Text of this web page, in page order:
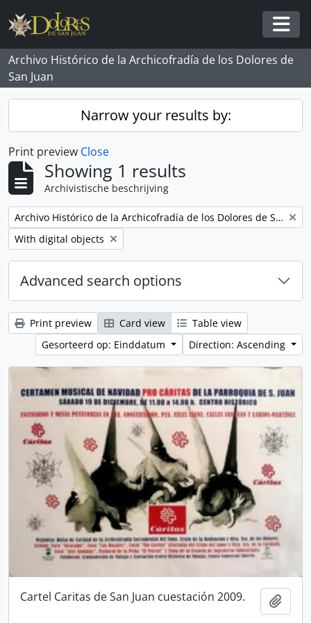
Skip to main content
Archivo Histórico de la Archicofradía de los Dolores de
San Juan
Narrow your results by:
Print preview Close
Showing 1 results
Archivistische beschrijving
Remove filter:
Archivo Histórico de la Archicofradía de los Dolores de San Juan
Remove filter:
With digital objects
Advanced search options
Print preview Card view
Table view
Gesorteerd op: Einddatum
Direction: Ascending
Cartel Caritas de San Juan cuestación 2009.